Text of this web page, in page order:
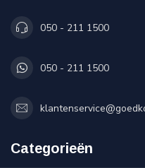
050 - 211 1500
050 - 211 1500
Categorieën